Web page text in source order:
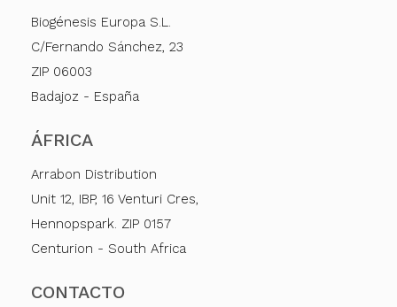
Biogénesis Europa S.L.
C/Fernando Sánchez, 23
ZIP 06003
Badajoz - España
ÁFRICA
Arrabon Distribution
Unit 12, IBP, 16 Venturi Cres,
Hennopspark. ZIP 0157
Centurion - South Africa
CONTACTO